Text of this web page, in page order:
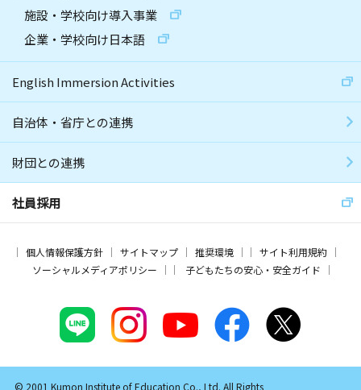
施設・学校向け導入事業
企業・学校向け日本語
English Immersion Activities
自治体・省庁との連携
財団との連携
社員採用
個人情報保護方針 サイトマップ 推奨環境
サイト利用規約
ソーシャルメディアポリシー
子どもたちの安心・安全ガイド
© 2001 Kumon Institute of Education Co., Ltd. All Rights